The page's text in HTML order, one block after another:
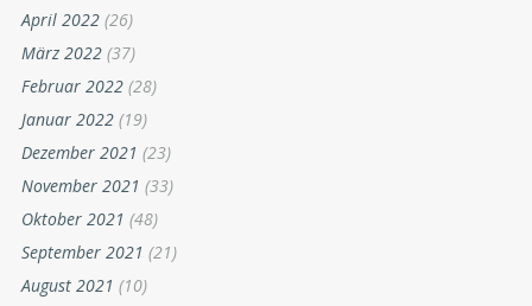
April 2022 (26)
März 2022 (37)
Februar 2022 (28)
Januar 2022 (19)
Dezember 2021 (23)
November 2021 (33)
Oktober 2021 (48)
September 2021 (21)
August 2021 (10)